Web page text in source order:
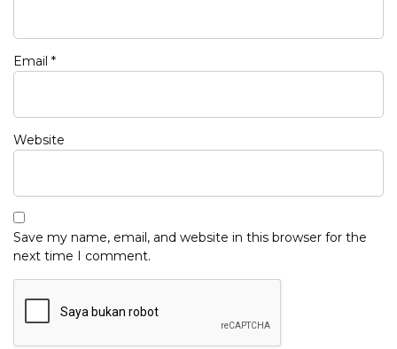
Email *
Website
Save my name, email, and website in this browser for the
next time I comment.